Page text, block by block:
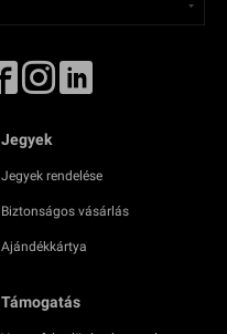
Jegyek
Jegyek rendelése
Biztonságos vásárlás
Ajándékkártya
Támogatás